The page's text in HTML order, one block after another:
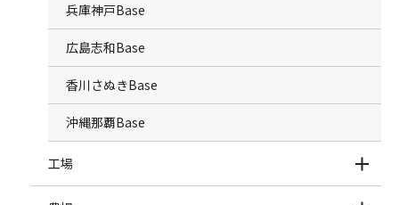
兵庫神戸Base
広島志和Base
香川さぬきBase
沖縄那覇Base
工場